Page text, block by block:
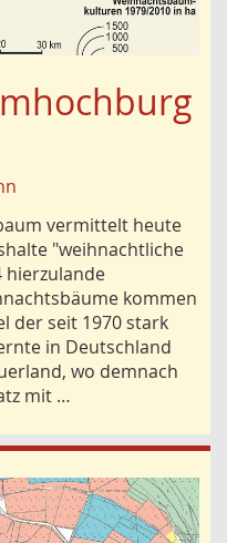
vermittelt heute
"weihnachtliche
hierzulande
kommen
der seit 1970 stark
in Deutschland
wo demnach
mit …